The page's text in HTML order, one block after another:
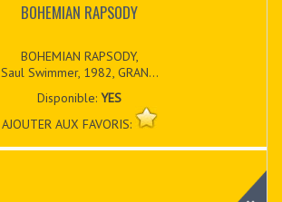
BOHEMIAN RAPSODY
BOHEMIAN RAPSODY,
Saul Swimmer, 1982, GRAN...
Disponible:YES
AJOUTER AUX FAVORIS: